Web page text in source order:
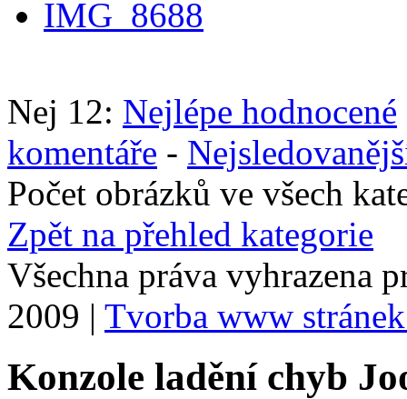
Nej 12: Nejlépe hodnocené
komentáře -
Počet obrázků ve všech
Zpět na přehled kategorie
Všechna práva vyhrazena
2009 | Tvorba www
Konzole ladění chyb